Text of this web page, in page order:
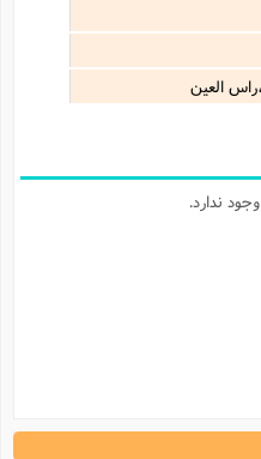
العین
ندارد.